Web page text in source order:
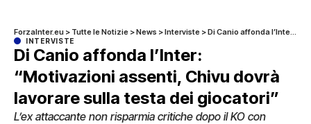
ForzaInter.eu > Tutte le Notizie >News >Interviste >Di Canio affonda l’Inter: “Motivazioni assenti, Chivu dovrà lavorare sulla testa dei giocatori”
INTERVISTE
Di Canio affonda l’Inter:
“Motivazioni assenti, Chivu dovrà
lavorare sulla testa dei giocatori”
L’ex attaccante non risparmia critiche dopo il KO con